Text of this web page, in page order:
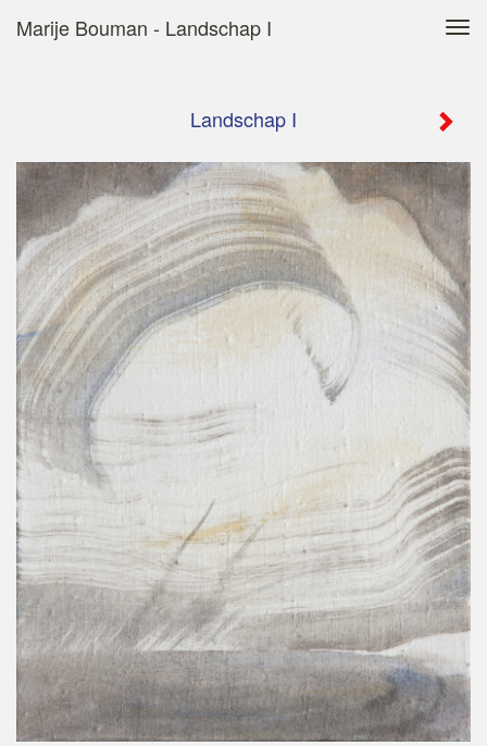
Marije Bouman - Landschap I
Landschap I